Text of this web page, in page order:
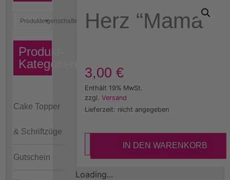
Produkteigenschaften
Produkt-
Kategorien
Cake Topper
& Schriftzüge
Gutschein
Herz “Mama”
3,00 €
Enthält 19% MwSt.
zzgl. Versand
Lieferzeit: nicht angegeben
IN DEN WARENKORB
Loading...